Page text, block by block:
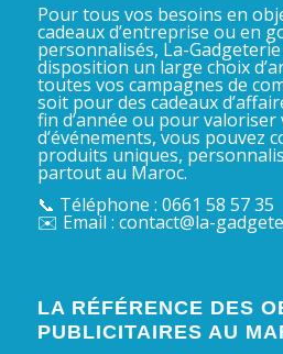
Pour tous vos besoins en
cadeaux d’entreprise ou en
personnalisés, La-
disposition un large choix
toutes vos campagnes de
soit pour des cadeaux
fin d’année ou pour
d’événements, vous pouvez
produits uniques,
partout au Maroc.
📞 Téléphone : 0661 58 57 35
✉️ Email : contact@la-
LA RÉFÉRENCE DES
PUBLICITAIRES AU